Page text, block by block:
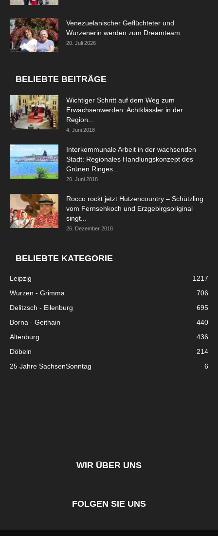
Venezuelanischer Geflüchteter und
Wurzenerin werden zum Dreamteam
20. Juli 2026
BELIEBTE BEITRÄGE
Wichtiger Schritt auf dem Weg zum
Erwachsenwerden: Achtklässler in der
Region...
4. Juni 2018
Interkommunale Arbeit in der wachsenden
Stadt: Regionales Handlungskonzept des
Grünen Ringes...
20. Juni 2018
Rocco rockt jetzt Hutzencountry – Schützling
vom Fernsehkoch und Erzgebirgsoriginal
singt...
26. Dezember 2018
BELIEBTE KATEGORIE
Leipzig
1217
Wurzen - Grimma
706
Delitzsch - Eilenburg
695
Borna - Geithain
440
Altenburg
436
Döbeln
214
25 Jahre SachsenSonntag
6
WIR ÜBER UNS
FOLGEN SIE UNS